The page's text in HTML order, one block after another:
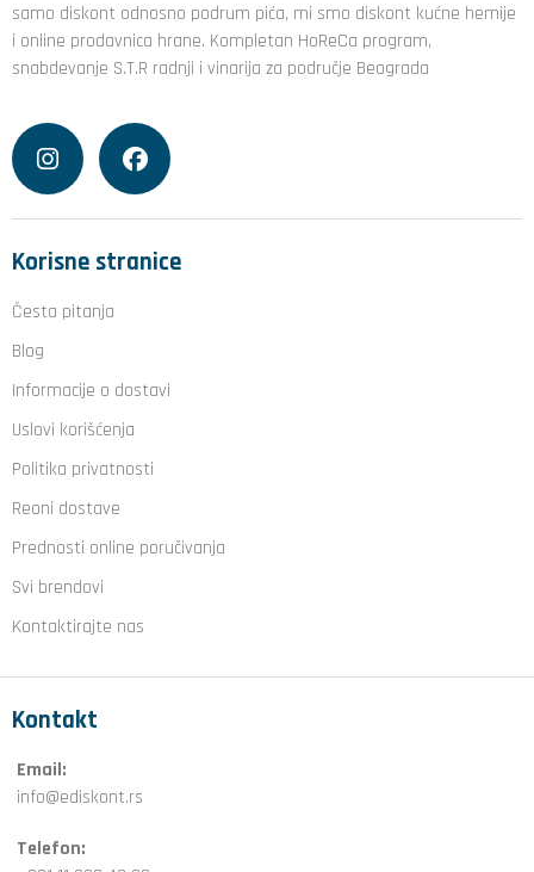
samo diskont odnosno podrum pića, mi smo diskont kućne hemije
i online prodavnica hrane. Kompletan HoReCa program,
snabdevanje S.T.R radnji i vinarija za područje Beograda
Korisne stranice
Česta pitanja
Blog
Informacije o dostavi
Uslovi korišćenja
Politika privatnosti
Reoni dostave
Prednosti online poručivanja
Svi brendovi
Kontaktirajte nas
Kontakt
Email:
info@ediskont.rs
Telefon: